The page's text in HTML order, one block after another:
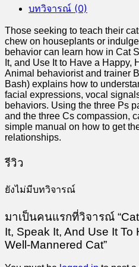
บทวิจารณ์ (0)
Those seeking to teach their
chew on houseplants or
behavior can learn how in Cat
It, and Use It to Have a Happy,
Animal behaviorist and trainer
Bash) explains how to
facial expressions, vocal
behaviors. Using the three Ps
and the three Cs compassion,
simple manual on how to get
relationships.
รีวิว
ยังไม่มีบทวิจารณ์
มาเป็นคนแรกที่วิจารณ์
It, Speak It, And Use It To
Well-Mannered Cat”